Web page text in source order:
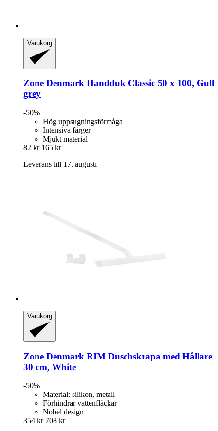
Varukorg
Zone Denmark Handduk Classic 50 x 100, Gull
grey
-50%
Hög uppsugningsförmåga
Intensiva färger
Mjukt material
82 kr 165 kr
Leverans till 17. augusti
Varukorg
Zone Denmark RIM Duschskrapa med Hållare
30 cm, White
-50%
Material: silikon, metall
Förhindrar vattenfläckar
Nobel design
354 kr 708 kr